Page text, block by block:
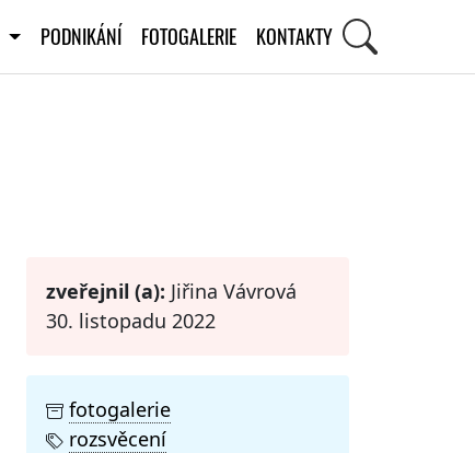
PODNIKÁNÍ FOTOGALERIE KONTAKTY
zveřejnil (a): Jiřina Vávrová
30. listopadu 2022
fotogalerie
rozsvěcení